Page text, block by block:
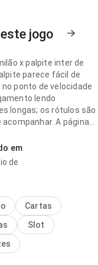
jogo
x palpite inter de
parece fácil de
ponto de velocidade
lendo
longas; os rótulos são
A página
x palpite parece
estrutura deixa claro o
A página deixa
limpa e segura.
em
de
Cartas
Slot